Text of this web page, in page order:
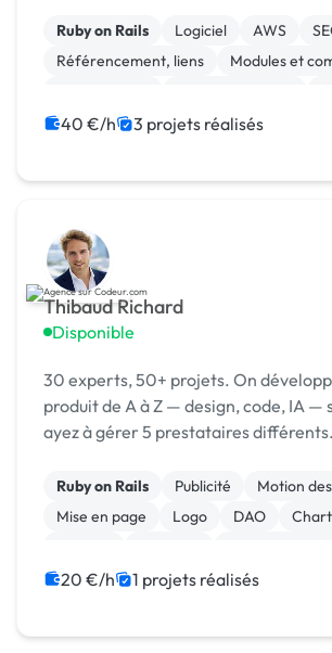
Ruby on Rails Logiciel AWS
Référencement, liens
Modules et
React
40 €/h 3 projets réalisés
Thibaud Richard
Disponible
30 experts, 50+ projets. On
produit de A à Z — design, code, IA —
ayez à gérer 5 prestataires différents.
Ruby on Rails Publicité
Motion
Mise en page
Logo DAO
20 €/h 1 projets réalisés